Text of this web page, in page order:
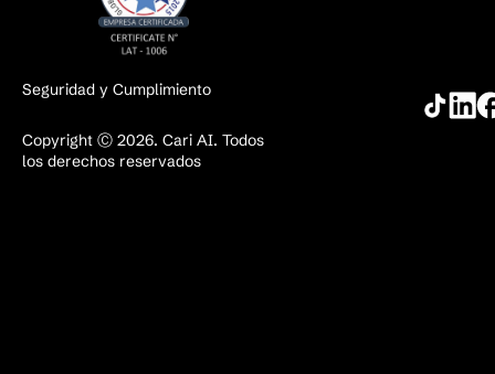
Seguridad y Cumplimiento
Copyright Ⓒ 2026. Cari AI. Todos
los derechos reservados